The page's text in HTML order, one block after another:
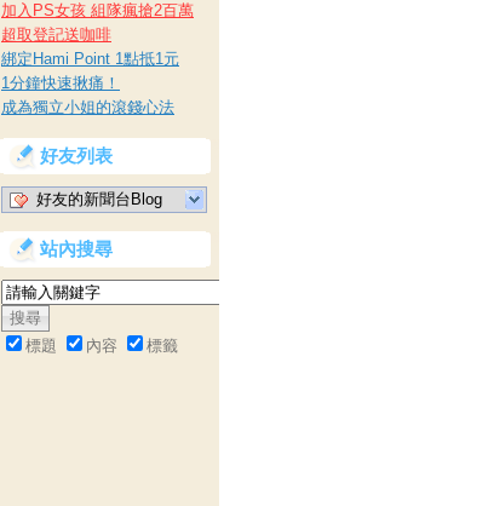
加入PS女孩 組隊瘋搶2百萬
超取登記送咖啡
綁定Hami Point 1點抵1元
1分鐘快速揪痛！
成為獨立小姐的滾錢心法
好友列表
好友的新聞台Blog
站內搜尋
標題 內容 標籤